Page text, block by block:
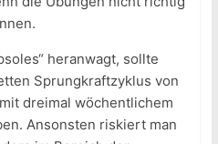
heranwagt, sollte
Sprungkraftzyklus von
dreimal wöchentlichem
Ansonsten riskiert man